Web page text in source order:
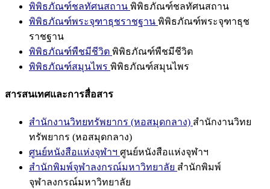
พิพิธภัณฑ์ชลทัศนสถาน พิพิธภัณฑ์ชลทัศนสถาน
พิพิธภัณฑ์พระจุฑาธุชราชฐาน พิพิธภัณฑ์พระจุฑาธุช
ราชฐาน
พิพิธภัณฑ์พืชมีชีวิต พิพิธภัณฑ์พืชมีชีวิต
พิพิธภัณฑ์สมุนไพร พิพิธภัณฑ์สมุนไพร
สารสนเทศและการสื่อสาร
สำนักงานวิทยทรัพยากร (หอสมุดกลาง) สำนักงานวิทย
ทรัพยากร (หอสมุดกลาง)
ศูนย์หนังสือแห่งจุฬาฯ ศูนย์หนังสือแห่งจุฬาฯ
สำนักพิมพ์จุฬาลงกรณ์มหาวิทยาลัย สำนักพิมพ์
จุฬาลงกรณ์มหาวิทยาลัย